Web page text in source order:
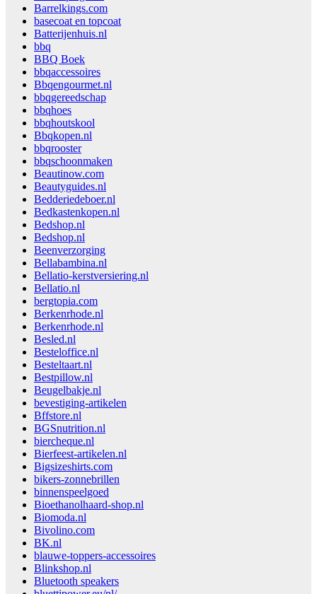
Barrelkings.com
basecoat en topcoat
Batterijenhuis.nl
bbq
BBQ Boek
bbqaccessoires
Bbqengourmet.nl
bbqgereedschap
bbqhoes
bbqhoutskool
Bbqkopen.nl
bbqrooster
bbqschoonmaken
Beautinow.com
Beautyguides.nl
Bedderiedeboer.nl
Bedkastenkopen.nl
Bedshop.nl
Bedshop.nl
Beenverzorging
Bellabambina.nl
Bellatio-kerstversiering.nl
Bellatio.nl
bergtopia.com
Berkenrhode.nl
Berkenrhode.nl
Besled.nl
Besteloffice.nl
Besteltaart.nl
Bestpillow.nl
Beugelbakje.nl
bevestiging-artikelen
Bffstore.nl
BGSnutrition.nl
biercheque.nl
Bierfeest-artikelen.nl
Bigsizeshirts.com
bikers-zonnebrillen
binnenspeelgoed
Bioethanolhaard-shop.nl
Biomoda.nl
Bivolino.com
BK.nl
blauwe-toppers-accessoires
Blinkshop.nl
Bluetooth speakers